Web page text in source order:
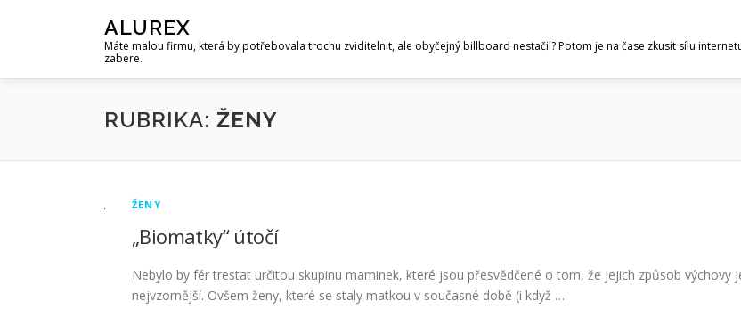
ALUREX
Máte malou firmu, která by potřebovala trochu zviditelnit, ale obyčejný billboard nestačil? Potom je na čase zkusit sílu
zabere.
RUBRIKA: ŽENY
ŽENY
„Biomatky“ útočí
Nebylo by fér trestat určitou skupinu maminek, které jsou přesvědčené o tom, že jejich způsob výchovy
nejvzornější. Ovšem ženy, které se staly matkou v současné době (i když …